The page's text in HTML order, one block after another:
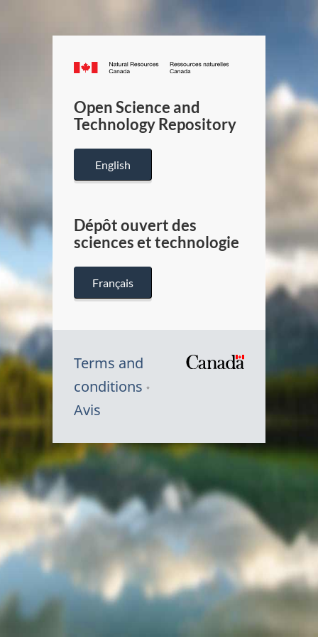
Canada.ca
/
Canada
Open Science and
Technology Repository
English
Dépôt ouvert des
sciences et technologie
Français
Terms and
conditions
Avis
Symbole
du